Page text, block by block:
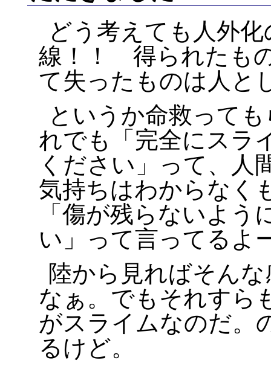
どう考えても人外
線！！ 得られたも
て失ったものは人と
というか命救って
れでも「完全にスラ
ください」って、人
気持ちはわからなく
「傷が残らないよう
い」って言ってるよ
陸から見ればそん
なぁ。でもそれすら
がスライムなのだ。
るけど。